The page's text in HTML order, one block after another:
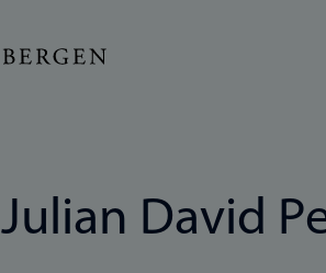
Julian David